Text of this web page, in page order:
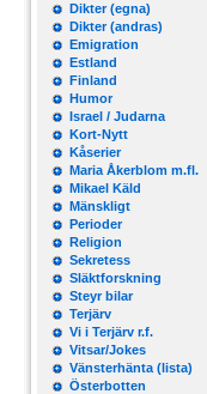
Dikter (egna)
Dikter (andras)
Emigration
Estland
Finland
Humor
Israel / Judarna
Kort-Nytt
Kåserier
Maria Åkerblom m.fl.
Mikael Käld
Mänskligt
Perioder
Religion
Sekretess
Släktforskning
Steyr bilar
Terjärv
Vi i Terjärv r.f.
Vitsar/Jokes
Vänsterhänta (lista)
Österbotten